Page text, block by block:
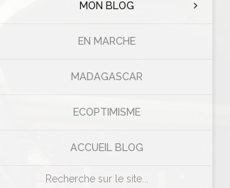
MON BLOG
EN MARCHE
MADAGASCAR
ECOPTIMISME
ACCUEIL BLOG
Rechercher